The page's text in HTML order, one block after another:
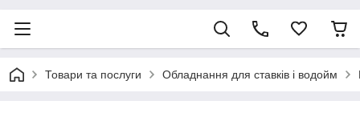
Товари та послуги Обладнання для ставків і водойм